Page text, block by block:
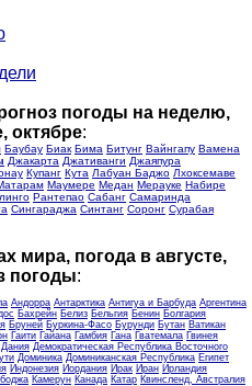
погоды на неделю,
октябре:
Баубау Биак Бима Битунг Вайнгапу Вамена
Джакарта Джативанги Джаяпура
Купанг Кута Лабуан Баджо Лхоксемаве
Маумере Медан Мерауке Набире
Рантепао Сабанг Самаринда
Сингараджа Синтанг Соронг Сурабая
мира, погода в августе,
погоды:
Андорра Антарктика Антигуа и Барбуда Аргентина
Бахрейн Белиз Бельгия Бенин Болгария
Бруней Буркина-Фасо Бурунди Бутан Ватикан
Гаити Гайана Гамбия Гана Гватемала Гвинея
Дания Демократическая Республика Восточного
Доминика Доминиканская Республика Египет
Индонезия Иордания Ирак Иран Ирландия
Камерун Канада Катар Квинсленд, Австралия